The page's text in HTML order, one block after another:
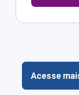
Acesse